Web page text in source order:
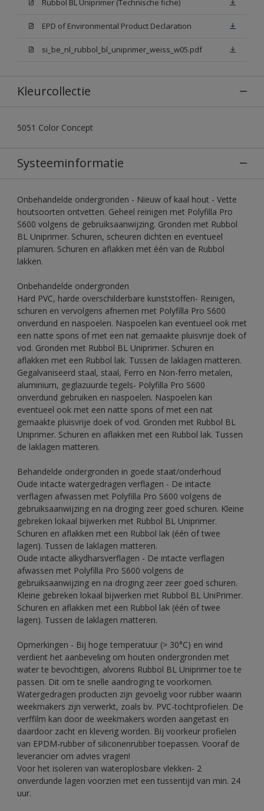
Rubbol BL Uniprimer (Technische fiche)
EPD of Environmental Product Declaration
si_be_nl_rubbol_bl_uniprimer_weiss_w05.pdf
Kleurcollectie
5051 Color Concept
Systeeminformatie
Onbehandelde ondergronden - Nieuw of kaal hout - Vette
houtsoorten ontvetten. Geheel reinigen met Polyfilla Pro
S600 volgens de gebruiksaanwijzing. Gronden met Rubbol
BL Uniprimer. Schuren, scheuren dichten en eventueel
plamuren. Schuren en aflakken met één van de Rubbol
lakken.
Onbehandelde ondergronden
Hard PVC, harde overschilderbare kunststoffen- Reinigen,
schuren en vervolgens afnemen met Polyfilla Pro S600
onverdund en naspoelen. Naspoelen kan eventueel ook met
een natte spons of met een nat gemaakte pluisvrije doek of
vod. Gronden met Rubbol BL Uniprimer. Schuren en
aflakken met een Rubbol lak. Tussen de laklagen matteren.
Gegalvaniseerd staal, staal, Ferro en Non-ferro metalen,
aluminium, geglazuurde tegels- Polyfilla Pro S600
onverdund gebruiken en naspoelen. Naspoelen kan
eventueel ook met een natte spons of met een nat
gemaakte pluisvrije doek of vod. Gronden met Rubbol BL
Uniprimer. Schuren en aflakken met een Rubbol lak. Tussen
de laklagen matteren.
Behandelde ondergronden in goede staat/onderhoud
Oude intacte watergedragen verflagen - De intacte
verflagen afwassen met Polyfilla Pro S600 volgens de
gebruiksaanwijzing en na droging zeer goed schuren. Kleine
gebreken lokaal bijwerken met Rubbol BL Uniprimer.
Schuren en aflakken met een Rubbol lak (één of twee
lagen). Tussen de laklagen matteren.
Oude intacte alkydharsverflagen - De intacte verflagen
afwassen met Polyfilla Pro S600 volgens de
gebruiksaanwijzing en na droging zeer zeer goed schuren.
Kleine gebreken lokaal bijwerken met Rubbol BL UniPrimer.
Schuren en aflakken met een Rubbol lak (één of twee
lagen). Tussen de laklagen matteren.
Opmerkingen - Bij hoge temperatuur (> 30°C) en wind
verdient het aanbeveling om houten ondergronden met
water te bevochtigen, alvorens Rubbol BL Uniprimer toe te
passen. Dit om te snelle aandroging te voorkomen.
Watergedragen producten zijn gevoelig voor rubber waarin
weekmakers zijn verwerkt, zoals bv. PVC-tochtprofielen. De
verffilm kan door de weekmakers worden aangetast en
daardoor zacht en kleverig worden. Bij voorkeur profielen
van EPDM-rubber of siliconenrubber toepassen. Vooraf de
leverancier om advies vragen!
Voor het isoleren van wateroplosbare vlekken- 2
onverdunde lagen voorzien met een tussentijd van min. 24
uur.